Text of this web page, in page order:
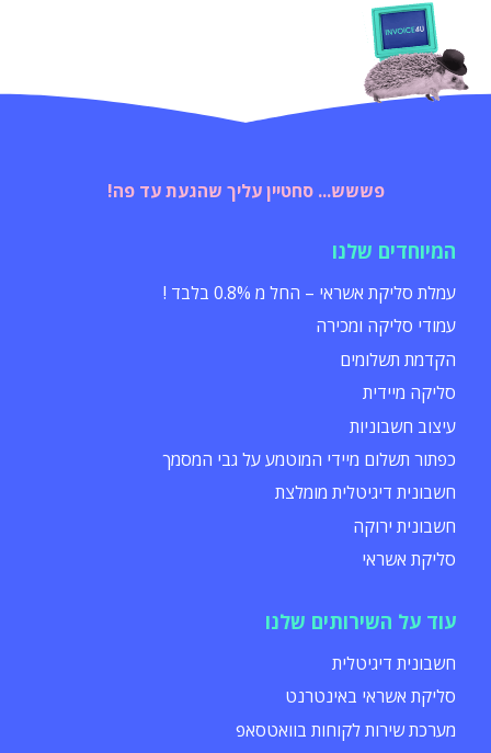
פששש... סחטיין עליך שהגעת עד פה!
המיוחדים שלנו
עמלת סליקת אשראי – החל מ 0.8% בלבד !
עמודי סליקה ומכירה
הקדמת תשלומים
סליקה מיידית
עיצוב חשבוניות
כפתור תשלום מיידי המוטמע על גבי המסמך
חשבונית דיגיטלית מומלצת
חשבונית ירוקה
סליקת אשראי
עוד על השירותים שלנו
חשבונית דיגיטלית
סליקת אשראי באינטרנט
מערכת שירות לקוחות בוואטסאפ